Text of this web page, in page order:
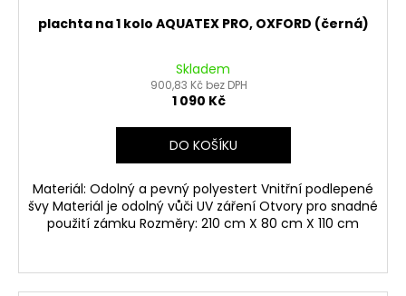
plachta na 1 kolo AQUATEX PRO, OXFORD (černá)
Skladem
900,83 Kč bez DPH
1 090 Kč
DO KOŠÍKU
Materiál: Odolný a pevný polyestert Vnitřní podlepené
švy Materiál je odolný vůči UV záření Otvory pro snadné
použití zámku Rozměry: 210 cm X 80 cm X 110 cm